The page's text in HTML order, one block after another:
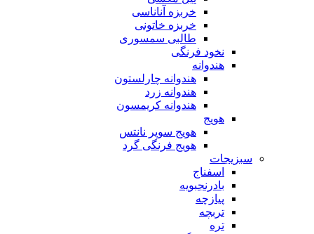
خربزه آناناسی
خربزه خاتونی
طالبی سمسوری
نخود فرنگی
هندوانه
هندوانه چارلستون
هندوانه زرد
هندوانه کریمسون
هویج
هویج سوپر نانتس
هویج فرنگی گرد
سبزیجات
اسفناج
بادرنجبویه
پیازچه
تربچه
تره